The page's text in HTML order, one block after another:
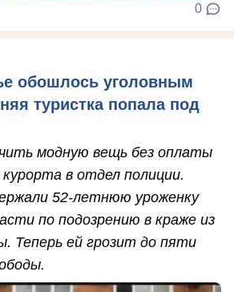
0
обошлось уголовным
туристка попала под
модную вещь без оплаты
в отдел полиции.
52-летнюю уроженку
по подозрению в краже из
Теперь ей грозит до пяти